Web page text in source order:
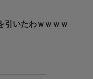
引いたわｗｗｗｗ